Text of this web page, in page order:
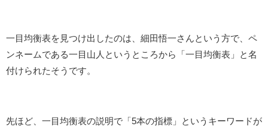
一目均衡表を見つけ出したのは、細田悟一さんという方で、ペ
ンネームである一目山人というところから「一目均衡表」と名
付けられたそうです。
先ほど、一目均衡表の説明で「5本の指標」というキーワードが